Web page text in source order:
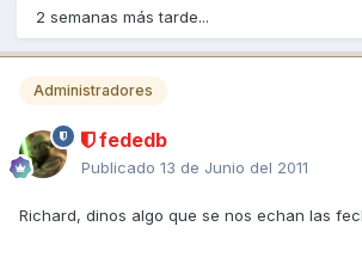
2 semanas más tarde...
Administradores
fededb
Publicado 13 de Junio del 2011
Richard, dinos algo que se nos echan las